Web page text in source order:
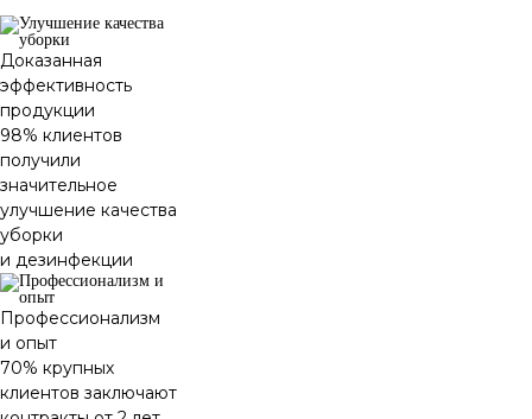
Доказанная
эффективность
продукции
98% клиентов
получили
значительное
улучшение качества
уборки
и дезинфекции
Профессионализм
и опыт
70% крупных
клиентов заключают